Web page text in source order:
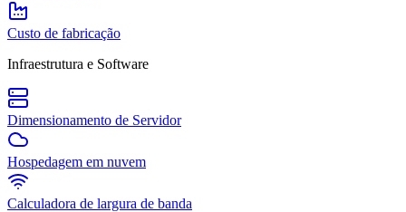
Custo de fabricação
Infraestrutura e Software
Dimensionamento de Servidor
Hospedagem em nuvem
Calculadora de largura de banda